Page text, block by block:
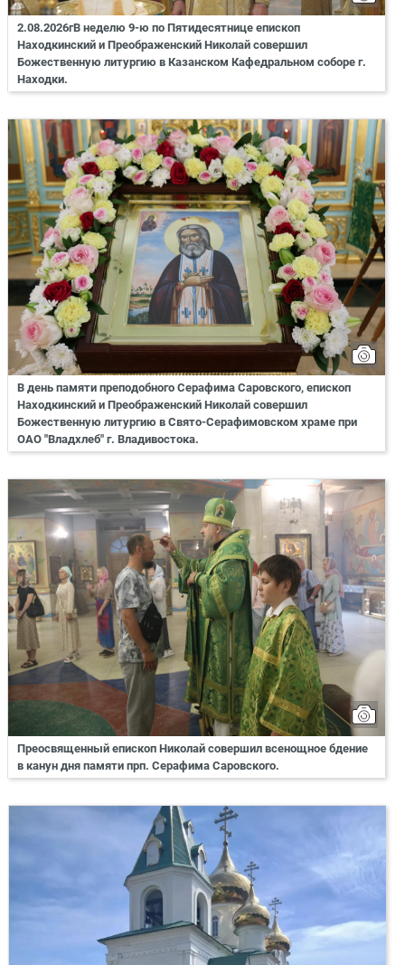
2.08.2026гВ неделю 9-ю по Пятидесятнице епископ
Находкинский и Преображенский Николай совершил
Божественную литургию в Казанском Кафедральном соборе г.
Находки.
В день памяти преподобного Серафима Саровского, епископ
Находкинский и Преображенский Николай совершил
Божественную литургию в Свято-Серафимовском храме при
ОАО "Владхлеб" г. Владивостока.
Преосвященный епископ Николай совершил всенощное бдение
в канун дня памяти прп. Серафима Саровского.